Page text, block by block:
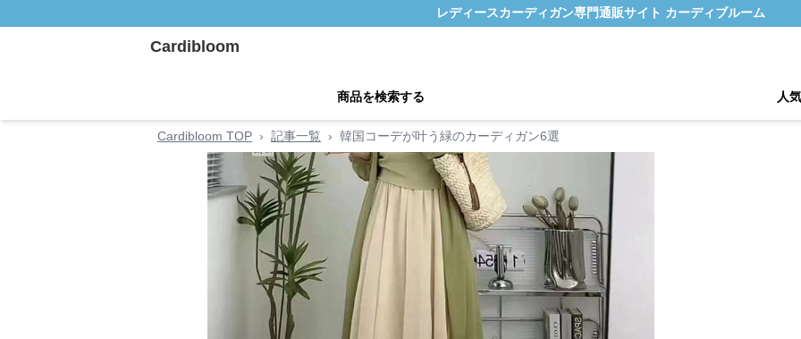
レディースカーディガン専門通販サイト カーディブルーム
Cardibloom
商品を検索する 人
Cardibloom TOP › 記事一覧 › 韓国コーデが叶う緑のカーディガン6選